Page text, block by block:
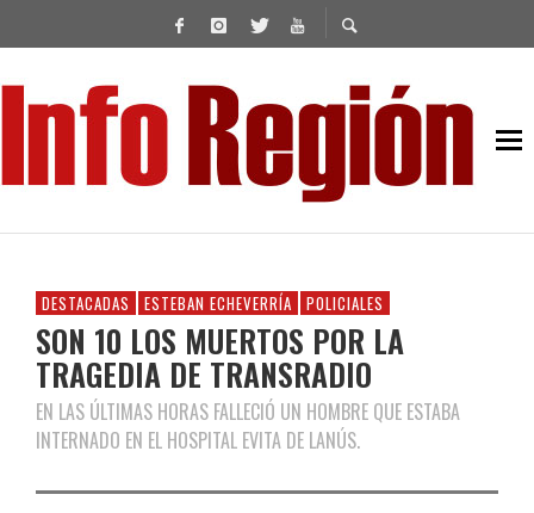
DESTACADAS ESTEBAN ECHEVERRÍA POLICIALES
SON 10 LOS MUERTOS POR LA
TRAGEDIA DE TRANSRADIO
EN LAS ÚLTIMAS HORAS FALLECIÓ UN HOMBRE QUE ESTABA
INTERNADO EN EL HOSPITAL EVITA DE LANÚS.